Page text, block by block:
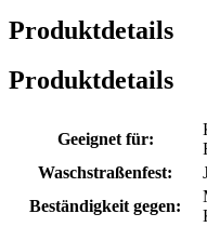
Produktdetails
Produktdetails
Geeignet für:
Waschstraßenfest:
Beständigkeit gegen: